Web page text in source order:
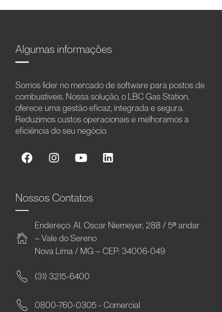
Algumas informações
Somos líder no mercado de software para postos de
combustíveis. Nossa solução, o LBC Gas Station,
oferece uma gestão eficaz, integrada e segura.
Reduzimos custos operacionais e melhoramos a
eficiência do seu negócio.
Nossos Contatos
Endereço: Al. Oscar Niemeyer, 288 / 5º andar
– Vale do Sereno
Nova Lima / MG – CEP: 34006-049
(31) 3215-6400
0800-760-0305 - Comercial